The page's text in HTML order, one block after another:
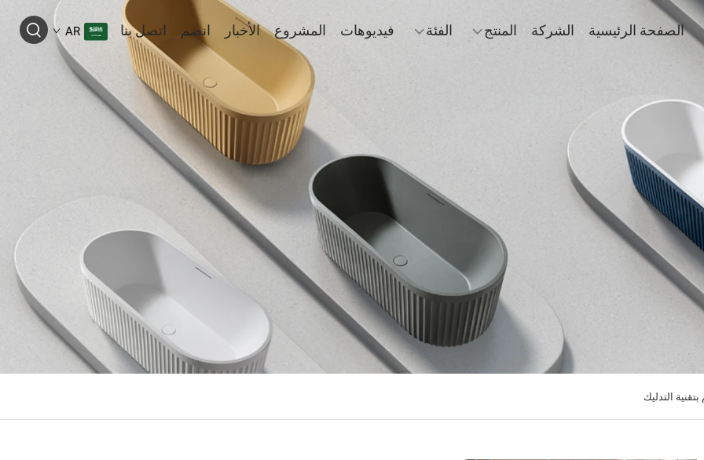
الصفحة الرئيسية الشركة المنتج الفئة فيديوهات المشروع الأخبار انضم اتصل بنا AR
التدليك